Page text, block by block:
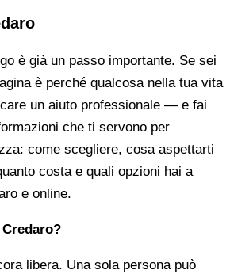
è già un passo importante. Se sei
è perché qualcosa nella tua vita
un aiuto professionale — e fai
che ti servono per
come scegliere, cosa aspettarti
costa e quali opzioni hai a
e online.
libera. Una sola persona può